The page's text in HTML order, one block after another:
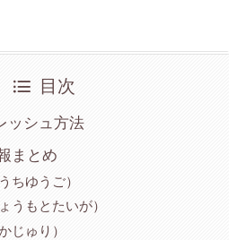
目次
ッシュ方法
まとめ
ちゆうご）
うもとたいが）
じゅり）